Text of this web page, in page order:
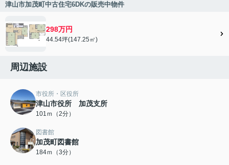
津山市加茂町中古住宅6DKの販売中物件
298万円
44.54坪(147.25㎡)
周辺施設
市役所・区役所
津山市役所 加茂支所
101ｍ（2分）
図書館
加茂町図書館
184ｍ（3分）